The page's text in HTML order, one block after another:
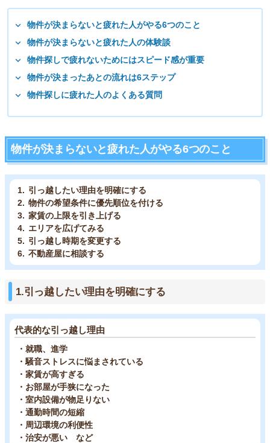
物件が決まらないと疲れた人がやる6つのこと
物件が決まらないと疲れた人の体験談
物件探しで疲れないためにはスピード感が重要
物件が決まったあとの流れは6ステップ
物件探しに疲れた人のよくある質問
物件が決まらないと疲れた人がやる6つのこと
引っ越したい理由を明確にする
物件の希望条件に優先順位を付ける
家賃の上限を引き上げる
エリアを広げてみる
引っ越し時期を変更する
不動産屋に相談する
1.引っ越したい理由を明確にする
代表的な引っ越し理由
・就職、進学
・騒音ストレスに悩まされている
・家賃が高すぎる
・お部屋が手狭になった
・室内設備が物足りない
・通勤時間の短縮
・周辺環境の利便性
・治安が悪い など